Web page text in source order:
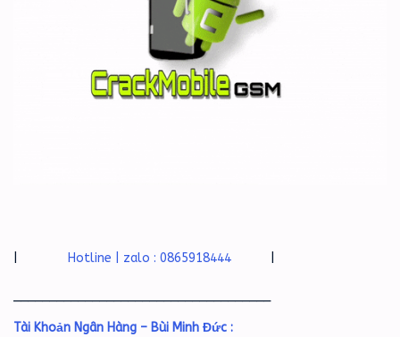
Hotline | zalo : 0865918444
Tài Khoản Ngân Hàng – Bùi Minh Đức :